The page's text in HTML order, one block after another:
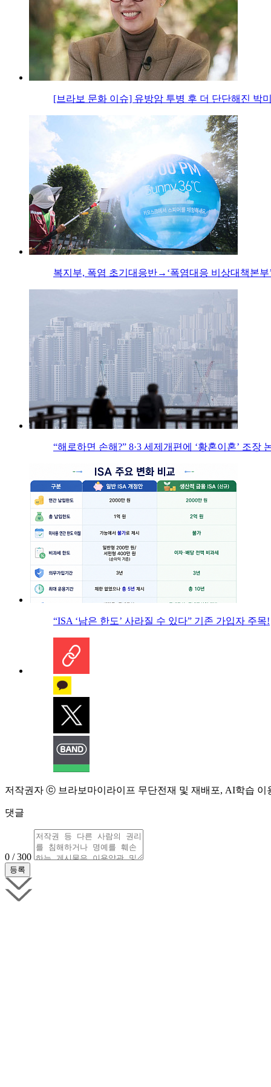
[브라보 문화 이슈] 유방암 투병 후 더 단단해진 박
복지부, 폭염 초기대응반→‘폭염대응 비상대책본부
“해로하면 손해?” 8·3 세제개편에 ‘황혼이혼’ 조장
“ISA ‘남은 한도’ 사라질 수 있다” 기존 가입자 주목!
저작권자 ⓒ 브라보마이라이프 무단전재 및 재배포, AI학습 이
댓글
0 / 300